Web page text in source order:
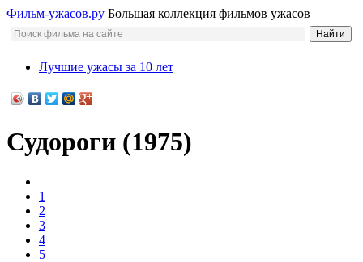
Фильм-ужасов.ру Большая коллекция фильмов ужасов
Лучшие ужасы за 10 лет
Судороги (1975)
1
2
3
4
5